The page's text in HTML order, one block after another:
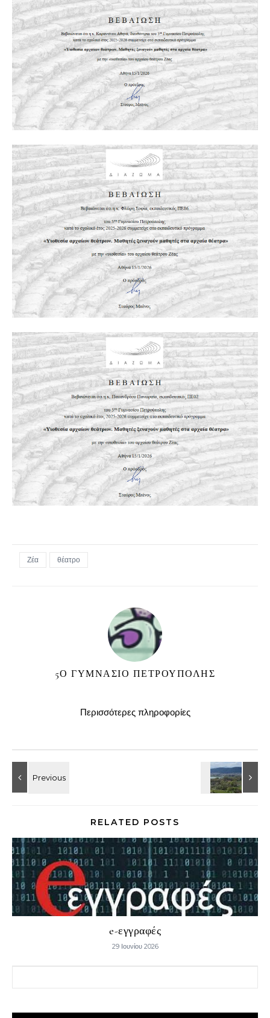
Ζέα θέατρο
5Ο ΓΥΜΝΑΣΙΟ ΠΕΤΡΟΥΠΟΛΗΣ
Περισσότερες πληροφορίες
RELATED POSTS
e-εγγραφές
29 Ιουνίου 2026